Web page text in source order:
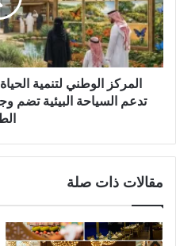
المركز الوطني لتنمية
تدعم السياحة البيئية تضم
مقالات ذات صلة